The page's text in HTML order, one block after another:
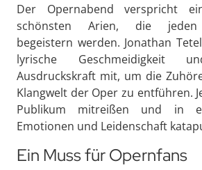
Der Opernabend verspricht
schönsten Arien, die jeden
begeistern werden. Jonathan
lyrische Geschmeidigkeit
Ausdruckskraft mit, um die
Klangwelt der Oper zu entführen.
Publikum mitreißen und in
Emotionen und Leidenschaft
Ein Muss für Opernfans